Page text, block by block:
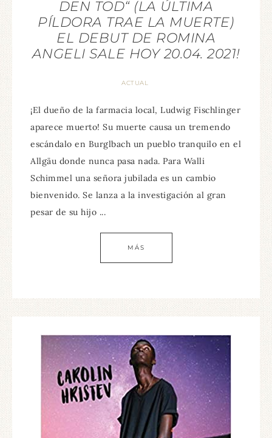
DEN TOD“ (LA ÚLTIMA
PÍLDORA TRAE LA MUERTE)
EL DEBUT DE ROMINA
ANGELI SALE HOY 20.04. 2021!
ACTUAL
¡El dueño de la farmacia local, Ludwig Fischlinger
aparece muerto! Su muerte causa un tremendo
escándalo en Burglbach un pueblo tranquilo en el
Allgäu donde nunca pasa nada. Para Walli
Schimmel una señora jubilada es un cambio
bienvenido. Se lanza a la investigación al gran
pesar de su hijo ...
MÁS